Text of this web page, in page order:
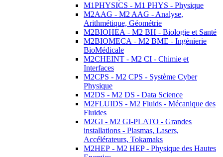
M1PHYSICS - M1 PHYS - Physique
M2AAG - M2 AAG - Analyse,
Arithmétique, Géométrie
M2BIOHEA - M2 BH - Biologie et Santé
M2BIOMECA - M2 BME - Ingénierie
BioMédicale
M2CHEINT - M2 CI - Chimie et
Interfaces
M2CPS - M2 CPS - Système Cyber
Physique
M2DS - M2 DS - Data Science
M2FLUIDS - M2 Fluids - Mécanique des
Fluides
M2GI - M2 GI-PLATO - Grandes
installations - Plasmas, Lasers,
Accélérateurs, Tokamaks
M2HEP - M2 HEP - Physique des Hautes